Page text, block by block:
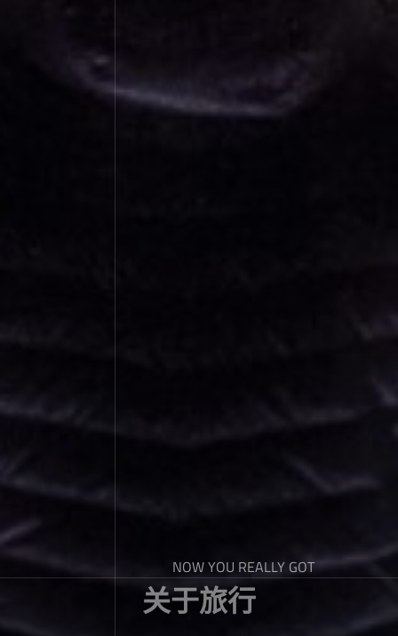
NOW YOU REALLY GOT
关于旅行